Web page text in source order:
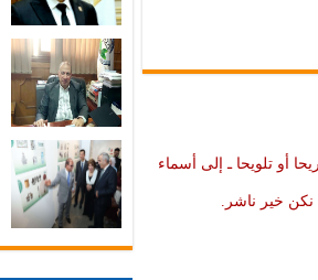
أو تلويحا ـ إلى أسماء
خير ناشر.